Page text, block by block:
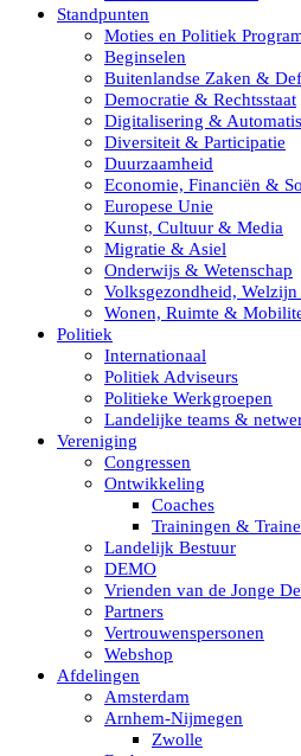
Standpunten
Moties en Politiek
Beginselen
Buitenlandse Zaken &
Democratie & Rechtsstaat
Digitalisering &
Diversiteit & Participatie
Duurzaamheid
Economie, Financiën &
Europese Unie
Kunst, Cultuur & Media
Migratie & Asiel
Onderwijs & Wetenschap
Volksgezondheid,
Wonen, Ruimte &
Politiek
Internationaal
Politiek Adviseurs
Politieke Werkgroepen
Landelijke teams &
Vereniging
Congressen
Ontwikkeling
Coaches
Trainingen &
Landelijk Bestuur
DEMO
Vrienden van de Jonge
Partners
Vertrouwenspersonen
Webshop
Afdelingen
Amsterdam
Arnhem-Nijmegen
Zwolle